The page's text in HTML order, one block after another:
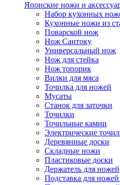
Японские ножи и
Набор кухонных
Кухонные ножи из
Поварской нож
Нож Сантоку
Универсальный нож
Нож для стейка
Нож топорик
Вилки для мяса
Точилка для ножей
Мусаты
Станок для заточки
Точилки
Точильные камни
Электрические
Деревянные доски
Складные ножи
Пластиковые доски
Держатель для ножей
Подставка для